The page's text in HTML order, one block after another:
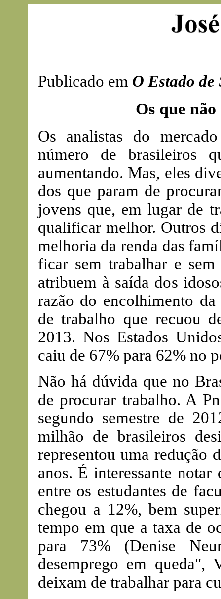
Publicado em O Estado de
Os que
Os analistas do
número de brasileiros
aumentando. Mas, eles
dos que param de
jovens que, em lugar de
qualificar melhor. Outros
melhoria da renda das
ficar sem trabalhar e
atribuem à saída dos
razão do encolhimento
de trabalho que recuou
2013. Nos Estados
caiu de 67% para 62% no
Não há dúvida que no
de procurar trabalho. A
segundo semestre de
milhão de brasileiros
representou uma redução
anos. É interessante
entre os estudantes de
chegou a 12%, bem
tempo em que a taxa de
para 73% (Denise
desemprego em queda",
deixam de trabalhar para